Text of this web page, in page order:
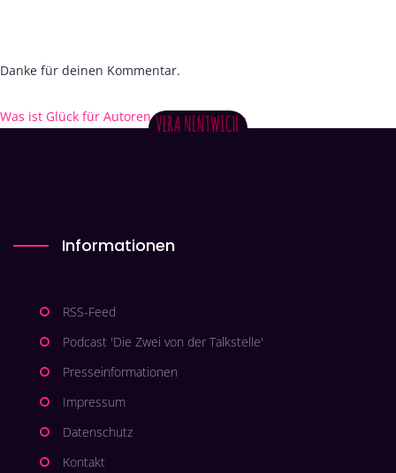
Danke für deinen Kommentar.
Was ist Glück für Autoren und Blogger?→
Informationen
RSS-Feed
Podcast 'Die Zwei von der Talkstelle'
Presseinformationen
Impressum
Datenschutz
Kontakt